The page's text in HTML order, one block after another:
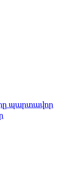
պարտավոր